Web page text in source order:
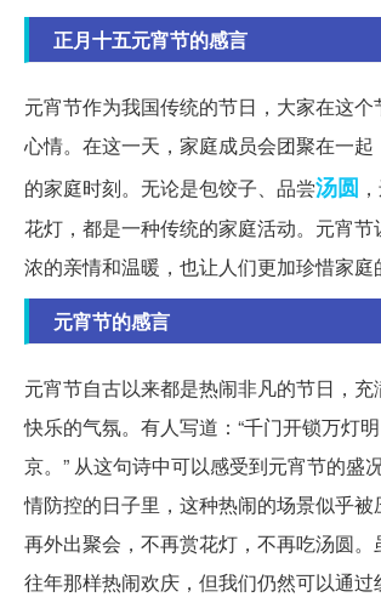
正月十五元宵节的感言
元宵节作为我国传统的节日，大家在这个
心情。在这一天，家庭成员会团聚在一
的家庭时刻。无论是包饺子、品尝汤圆
花灯，都是一种传统的家庭活动。元宵节
浓的亲情和温暖，也让人们更加珍惜家庭
元宵节的感言
元宵节自古以来都是热闹非凡的节日，充
快乐的气氛。有人写道：“千门开锁万灯
京。” 从这句诗中可以感受到元宵节的盛
情防控的日子里，这种热闹的场景似乎被
再外出聚会，不再赏花灯，不再吃汤圆。
往年那样热闹欢庆，但我们仍然可以通